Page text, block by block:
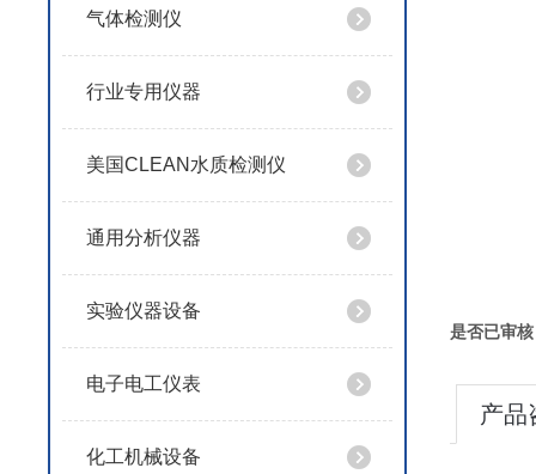
气体检测仪
行业专用仪器
美国CLEAN水质检测仪
通用分析仪器
实验仪器设备
电子电工仪表
化工机械设备
是否已审
产品